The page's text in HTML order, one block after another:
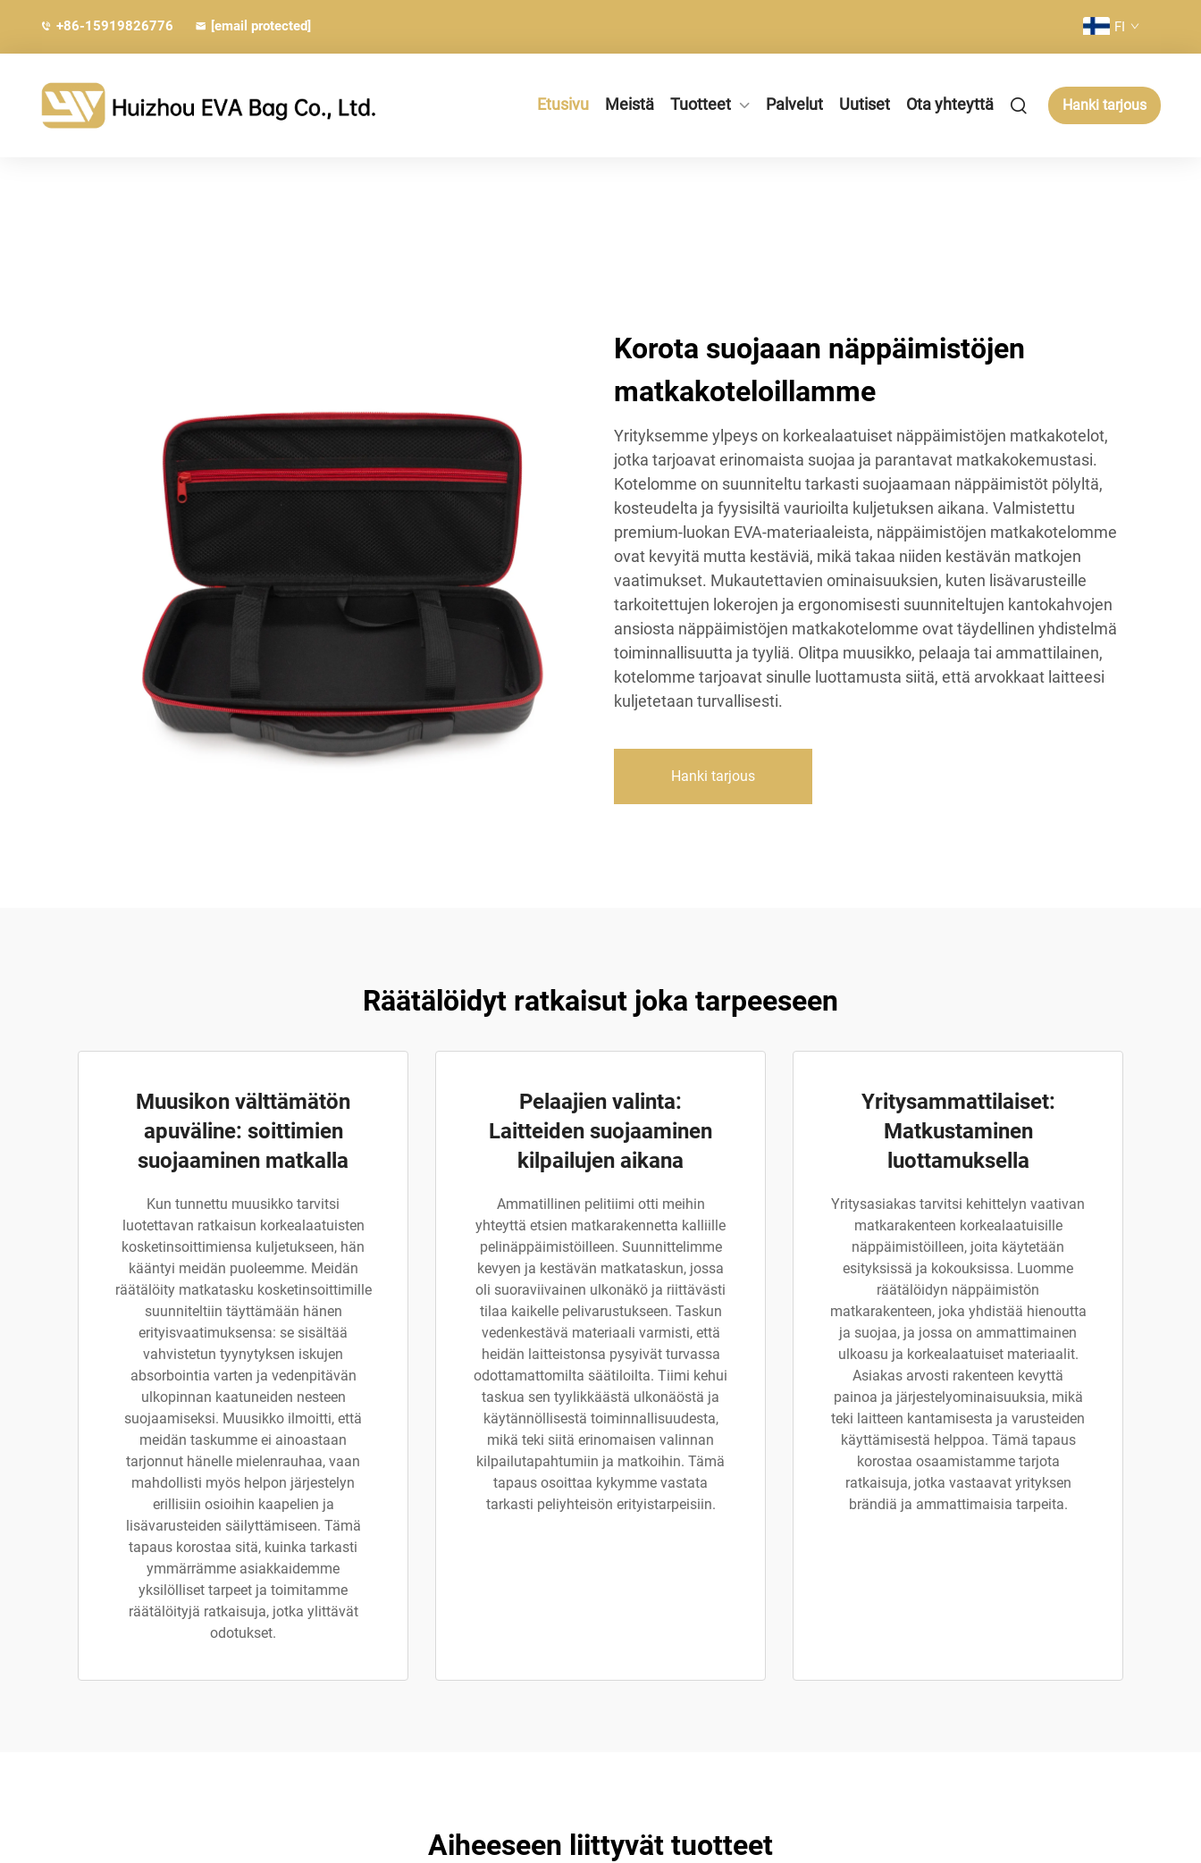
+86-15919826776 [email protected] FI
Etusivu Meistä Tuotteet Palvelut Uutiset Ota yhteyttä Hanki tarjous
Korota suojaaan näppäimistöjen
matkakoteloillamme
Yrityksemme ylpeys on korkealaatuiset näppäimistöjen matkakotelot,
jotka tarjoavat erinomaista suojaa ja parantavat matkakokemustasi.
Kotelomme on suunniteltu tarkasti suojaamaan näppäimistöt pölyltä,
kosteudelta ja fyysisiltä vaurioilta kuljetuksen aikana. Valmistettu
premium-luokan EVA-materiaaleista, näppäimistöjen matkakotelomme
ovat kevyitä mutta kestäviä, mikä takaa niiden kestävän matkojen
vaatimukset. Mukautettavien ominaisuuksien, kuten lisävarusteille
tarkoitettujen lokerojen ja ergonomisesti suunniteltujen kantokahvojen
ansiosta näppäimistöjen matkakotelomme ovat täydellinen yhdistelmä
toiminnallisuutta ja tyyliä. Olitpa muusikko, pelaaja tai ammattilainen,
kotelomme tarjoavat sinulle luottamusta siitä, että arvokkaat laitteesi
kuljetetaan turvallisesti.
Hanki tarjous
Räätälöidyt ratkaisut joka tarpeeseen
Muusikon välttämätön
apuväline: soittimien
suojaaminen matkalla
Kun tunnettu muusikko tarvitsi
luotettavan ratkaisun korkealaatuisten
kosketinsoittimiensa kuljetukseen, hän
kääntyi meidän puoleemme. Meidän
räätälöity matkatasku kosketinsoittimille
suunniteltiin täyttämään hänen
erityisvaatimuksensa: se sisältää
vahvistetun tyynytyksen iskujen
absorbointia varten ja vedenpitävän
ulkopinnan kaatuneiden nesteen
suojaamiseksi. Muusikko ilmoitti, että
meidän taskumme ei ainoastaan
tarjonnut hänelle mielenrauhaa, vaan
mahdollisti myös helpon järjestelyn
erillisiin osioihin kaapelien ja
lisävarusteiden säilyttämiseen. Tämä
tapaus korostaa sitä, kuinka tarkasti
ymmärrämme asiakkaidemme
yksilölliset tarpeet ja toimitamme
räätälöityjä ratkaisuja, jotka ylittävät
odotukset.
Pelaajien valinta:
Laitteiden suojaaminen
kilpailujen aikana
Ammatillinen pelitiimi otti meihin
yhteyttä etsien matkarakennetta kalliille
pelinäppäimistöilleen. Suunnittelimme
kevyen ja kestävän matkataskun, jossa
oli suoraviivainen ulkonäkö ja riittävästi
tilaa kaikelle pelivarustukseen. Taskun
vedenkestävä materiaali varmisti, että
heidän laitteistonsa pysyivät turvassa
odottamattomilta säätiloilta. Tiimi kehui
taskua sen tyylikkäästä ulkonäöstä ja
käytännöllisestä toiminnallisuudesta,
mikä teki siitä erinomaisen valinnan
kilpailutapahtumiin ja matkoihin. Tämä
tapaus osoittaa kykymme vastata
tarkasti peliyhteisön erityistarpeisiin.
Yritysammattilaiset:
Matkustaminen
luottamuksella
Yritysasiakas tarvitsi kehittelyn vaativan
matkarakenteen korkealaatuisille
näppäimistöilleen, joita käytetään
esityksissä ja kokouksissa. Luomme
räätälöidyn näppäimistön
matkarakenteen, joka yhdistää hienoutta
ja suojaa, ja jossa on ammattimainen
ulkoasu ja korkealaatuiset materiaalit.
Asiakas arvosti rakenteen kevyttä
painoa ja järjestelyominaisuuksia, mikä
teki laitteen kantamisesta ja varusteiden
käyttämisestä helppoa. Tämä tapaus
korostaa osaamistamme tarjota
ratkaisuja, jotka vastaavat yrityksen
brändiä ja ammattimaisia tarpeita.
Aiheeseen liittyvät tuotteet